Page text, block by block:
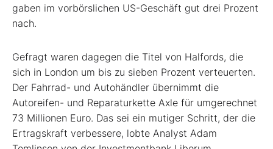
gaben im vorbörslichen US-Geschäft gut drei Prozent
nach.
Gefragt waren dagegen die Titel von Halfords, die
sich in London um bis zu sieben Prozent verteuerten.
Der Fahrrad- und Autohändler übernimmt die
Autoreifen- und Reparaturkette Axle für umgerechnet
73 Millionen Euro. Das sei ein mutiger Schritt, der die
Ertragskraft verbessere, lobte Analyst Adam